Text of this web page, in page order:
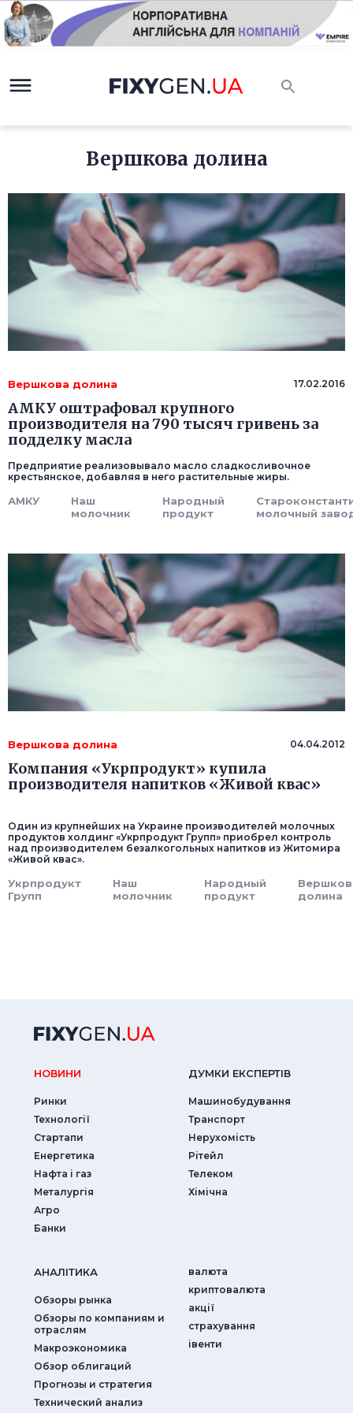
Вершкова долина
Вершкова долина 17.02.2016
АМКУ оштрафовал крупного
производителя на 790 тысяч гривень за
подделку масла
Предприятие реализовывало масло сладкосливочное
крестьянское, добавляя в него растительные жиры.
АМКУ
Наш
молочник
Народный
продукт
молочный
Вершкова долина 04.04.2012
Компания «Укрпродукт» купила
производителя напитков «Живой квас»
Один из крупнейших на Украине производителей молочных
продуктов холдинг «Укрпродукт Групп» приобрел контроль
над производителем безалкогольных напитков из Житомира
«Живой квас».
Укрпродукт
Групп
Наш
молочник
Народный
продукт
долина
НОВИНИ
Ринки
Технології
Стартапи
Енергетика
Нафта і газ
Металургія
Агро
Банки
ДУМКИ ЕКСПЕРТIВ
Машинобудування
Транспорт
Нерухомість
Рітейл
Телеком
Хімічна
АНАЛIТИКА
Обзоры рынка
Обзоры по компаниям и
отраслям
Макроэкономика
Обзор облигаций
Прогнозы и стратегия
Технический анализ
валюта
криптовалюта
акції
страхування
iвенти